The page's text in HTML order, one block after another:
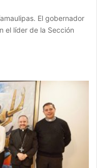
El gobernador
el líder de la Sección